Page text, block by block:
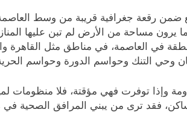
ضمن رقعة جغرافية قريبة من وسط
يرون مساحة من الأرض لم تبن عليها
في العاصمة، في مناطق مثل القاهرة
وإذا توفرت فهي مؤقتة، فلا منظومات
فقد ترى من يبني المرافق الصحية